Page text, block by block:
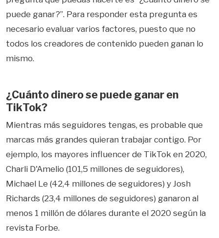
puede ganar?”. Para responder esta pregunta es
necesario evaluar varios factores, puesto que no
todos los creadores de contenido pueden ganan lo
mismo.
¿Cuánto dinero se puede ganar en
TikTok?
Mientras más seguidores tengas, es probable que
marcas más grandes quieran trabajar contigo. Por
ejemplo, los mayores influencer de TikTok en 2020,
Charli D'Amelio (101,5 millones de seguidores),
Michael Le (42,4 millones de seguidores) y Josh
Richards (23,4 millones de seguidores) ganaron al
menos 1 millón de dólares durante el 2020 según la
revista Forbe.